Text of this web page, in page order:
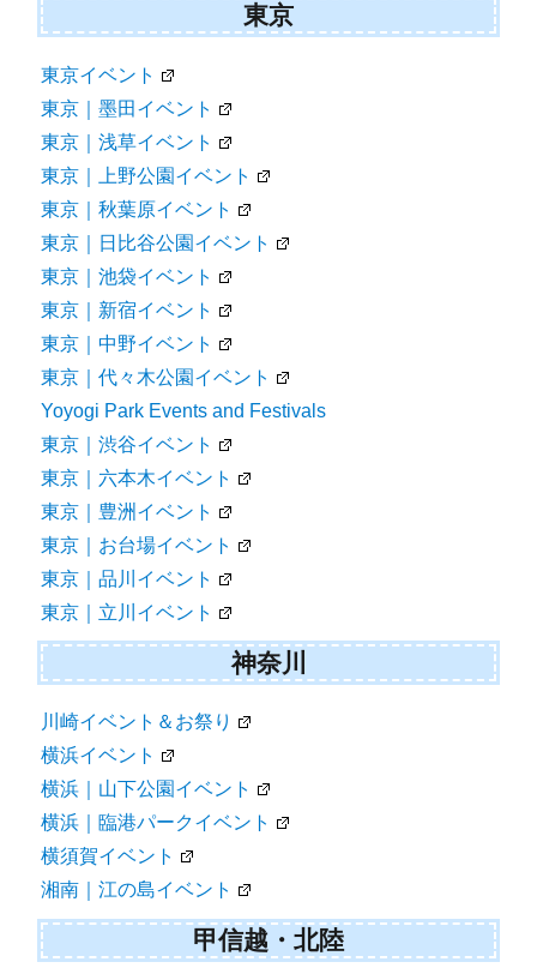
東京
東京イベント
東京｜墨田イベント
東京｜浅草イベント
東京｜上野公園イベント
東京｜秋葉原イベント
東京｜日比谷公園イベント
東京｜池袋イベント
東京｜新宿イベント
東京｜中野イベント
東京｜代々木公園イベント
Yoyogi Park Events and Festivals
東京｜渋谷イベント
東京｜六本木イベント
東京｜豊洲イベント
東京｜お台場イベント
東京｜品川イベント
東京｜立川イベント
神奈川
川崎イベント＆お祭り
横浜イベント
横浜｜山下公園イベント
横浜｜臨港パークイベント
横須賀イベント
湘南｜江の島イベント
甲信越・北陸